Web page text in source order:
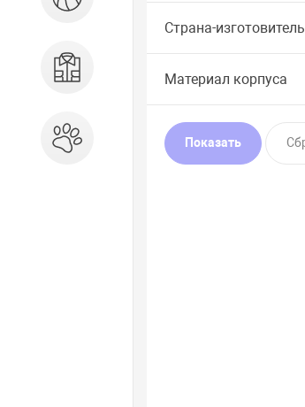
Зоотовары
Страна-изготовитель
Материал корпуса